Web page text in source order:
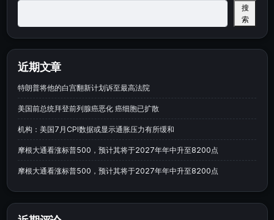
搜
索
近期文章
特朗普将他的白宫翻新计划诉至最高法院
美国前总统拜登前列腺癌恶化 癌细胞已扩散
机构：美国7月CPI数据或显示通胀压力有所缓和
摩根大通看涨标普500，预计其将于2027年年中升至8200点
摩根大通看涨标普500，预计其将于2027年年中升至8200点